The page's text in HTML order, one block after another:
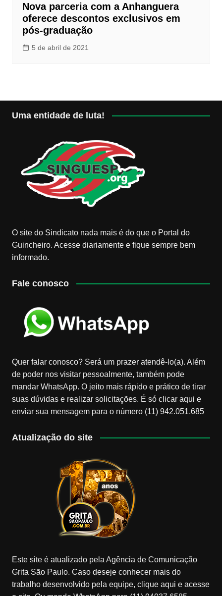
Nova parceria com a Anhanguera
oferece descontos exclusivos em
pós-graduação
5 de abril de 2021
Uma entidade de luta!
O site do Sindicato nada mais é do que o Portal do
Guincheiro. Acesse diariamente e fique sempre bem
informado.
Fale conosco
Quer falar conosco? Será um prazer atendê-lo(a). Além
de poder nos visitar pessoalmente, também pode
mandar WhatsApp. O jeito mais rápido e prático de tirar
suas dúvidas e realizar solicitações. É só clicar aqui e
enviar sua mensagem para o número (11) 942.051.685
Atualização do site
Este site é atualizado pela Agência de Comunicação
Grita São Paulo. Caso deseje conhecer mais do
trabalho desenvolvido pela equipe, clique aqui e acesse